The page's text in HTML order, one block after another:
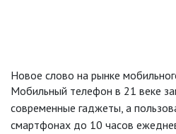
Интеграция с любыми CRM и
При необходимости, в личном
документация для интеграции с
протоколам.
Новое слово на рынке
Мобильный телефон в 21 веке
современные гаджеты, а
смартфонах до 10 часов